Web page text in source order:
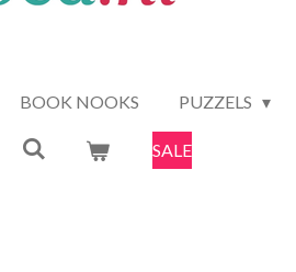
BOOK NOOKS PUZZELS
SALE